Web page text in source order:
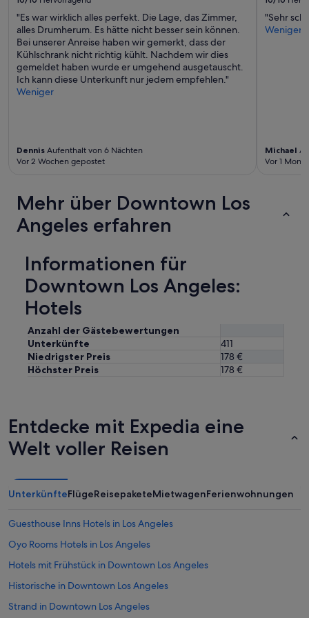
"Es war wirklich alles perfekt. Die Lage, das Zimmer,
alles Drumherum. Es hätte nicht besser sein können.
Bei unserer Anreise haben wir gemerkt, dass der
Kühlschrank nicht richtig kühlt. Nachdem wir dies
gemeldet haben wurde er umgehend ausgetauscht.
Ich kann diese Unterkunft nur jedem empfehlen."
Weniger
Dennis Aufenthalt von 6 Nächten
Vor 2 Wochen gepostet
"Sehr
Weniger
Michael
Vor 1
Mehr über Downtown Los
Angeles erfahren
Informationen für
Downtown Los Angeles:
Hotels
Anzahl der Gästebewertungen
Unterkünfte
411
Niedrigster Preis
178 €
Höchster Preis
178 €
Entdecke mit Expedia eine
Welt voller Reisen
UnterkünfteFlügeReisepaketeMietwagenFerienwohnungen
Guesthouse Inns Hotels in Los Angeles
Oyo Rooms Hotels in Los Angeles
Hotels mit Frühstück in Downtown Los Angeles
Historische in Downtown Los Angeles
Strand in Downtown Los Angeles